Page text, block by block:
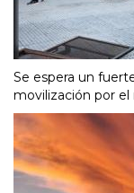
Se espera un
movilización por el